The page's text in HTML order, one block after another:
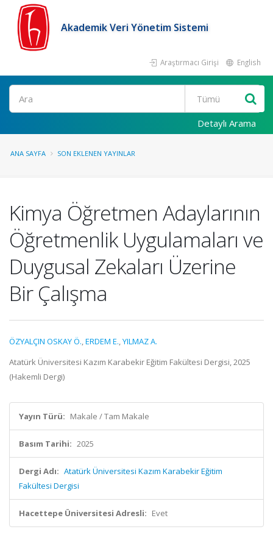
Akademik Veri Yönetim Sistemi
Araştırmacı Girişi English
Ara
Detaylı Arama
ANA SAYFA SON EKLENEN YAYINLAR
Kimya Öğretmen Adaylarının
Öğretmenlik Uygulamaları ve
Duygusal Zekaları Üzerine
Bir Çalışma
ÖZYALÇIN OSKAY Ö.,ERDEM E.,YILMAZ A.
Atatürk Üniversitesi Kazım Karabekir Eğitim Fakültesi Dergisi, 2025
(Hakemli Dergi)
Yayın Türü: Makale / Tam Makale
Basım Tarihi: 2025
Dergi Adı: Atatürk Üniversitesi Kazım Karabekir Eğitim
Fakültesi Dergisi
Hacettepe Üniversitesi Adresli: Evet